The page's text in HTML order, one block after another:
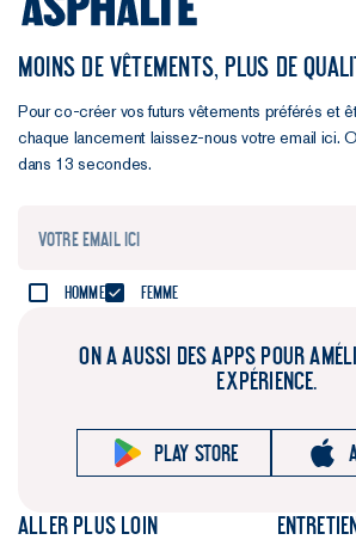
MOINS DE VÊTEMENTS, PLUS DE
Pour co-créer vos futurs vêtements préférés et
chaque lancement laissez-nous votre email ici.
dans 13 secondes.
Homme Femme
ON A AUSSI DES APPS POUR
EXPÉRIENCE.
Play store
Aller plus loin